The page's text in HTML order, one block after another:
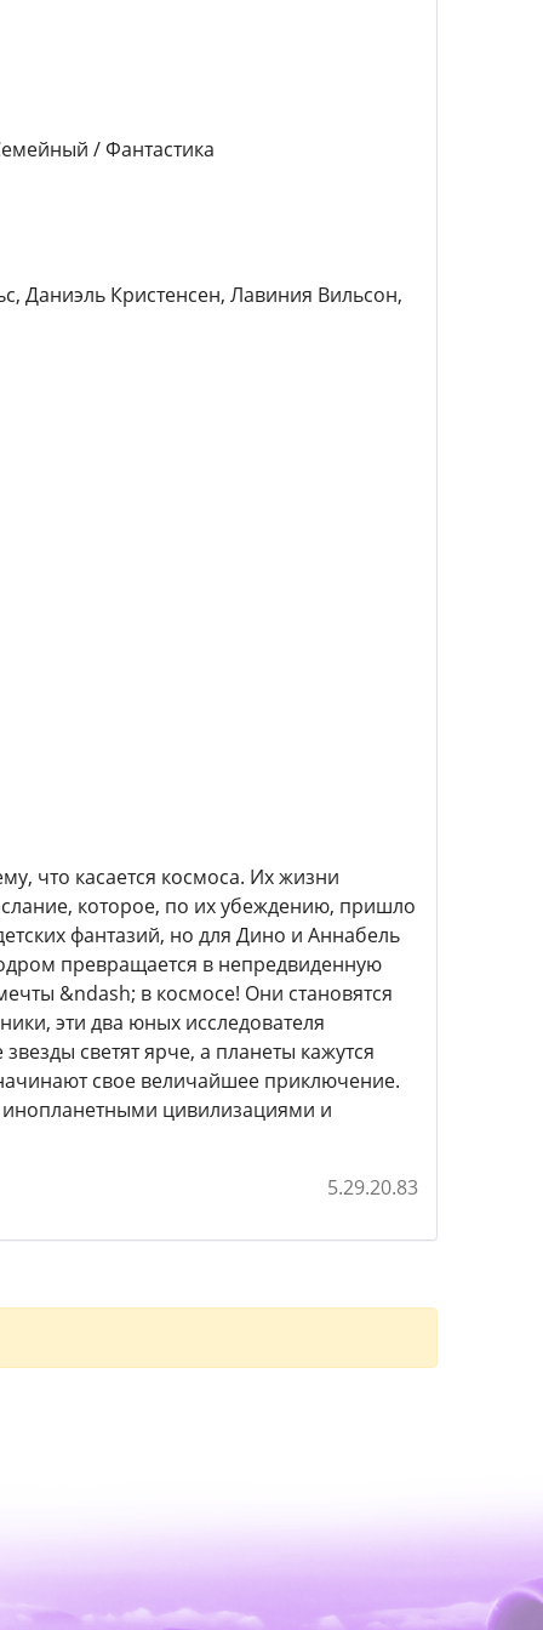
/ Фантастика
Даниэль Кристенсен, Лавиния Вильсон,
что касается космоса. Их жизни
которое, по их убеждению, пришло
фантазий, но для Дино и Аннабель
превращается в непредвиденную
&ndash; в космосе! Они становятся
эти два юных исследователя
светят ярче, а планеты кажутся
свое величайшее приключение.
цивилизациями и
5.29.20.83